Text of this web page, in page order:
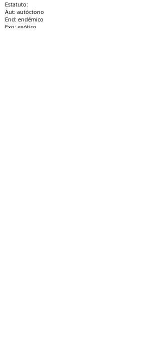
Estatuto:
Aut: autóctono
End: endémico
Exo: exótico